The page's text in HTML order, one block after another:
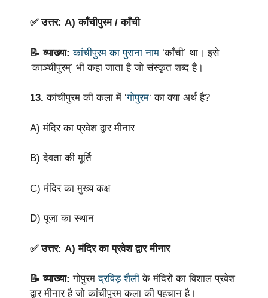
✅ उत्तर: A) काँचीपुरम / काँची
📝 व्याख्या:कांचीपुरम का पुराना नाम ‘काँची’ था। इसे
‘काञ्चीपुरम्’ भी कहा जाता है जो संस्कृत शब्द है।
13.कांचीपुरम की कला में ‘गोपुरम‘ का क्या अर्थ है?
A) मंदिर का प्रवेश द्वार मीनार
B) देवता की मूर्ति
C) मंदिर का मुख्य कक्ष
D) पूजा का स्थान
✅ उत्तर: A) मंदिर का प्रवेश द्वार मीनार
📝 व्याख्या:गोपुरमद्रविड़ शैली के मंदिरों का विशाल प्रवेश
द्वार मीनार है जो कांचीपुरम कला की पहचान है।